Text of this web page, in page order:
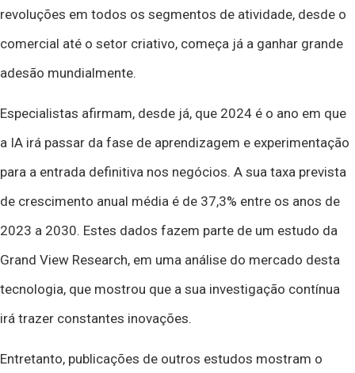
revoluções em todos os segmentos de atividade, desde o
comercial até o setor criativo, começa já a ganhar grande
adesão mundialmente.
Especialistas afirmam, desde já, que 2024 é o ano em que
a IA irá passar da fase de aprendizagem e experimentação
para a entrada definitiva nos negócios. A sua taxa prevista
de crescimento anual média é de 37,3% entre os anos de
2023 a 2030. Estes dados fazem parte de um estudo da
Grand View Research, em uma análise do mercado desta
tecnologia, que mostrou que a sua investigação contínua
irá trazer constantes inovações.
Entretanto, publicações de outros estudos mostram o